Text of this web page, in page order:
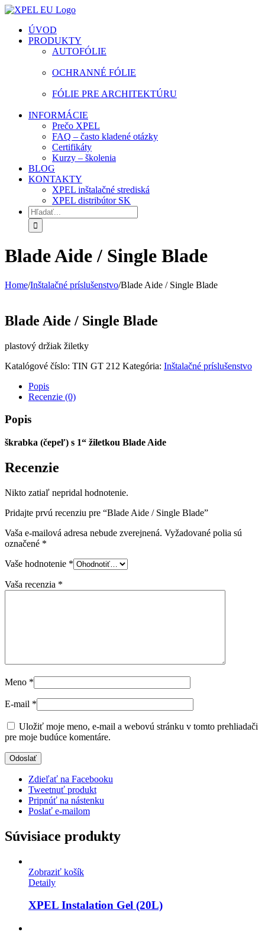
Skip
content
facebook
instagram
youtube
ÚVOD
PRODUKTY
AUTOFÓLIE
OCHRANNÉ FÓLIE
FÓLIE PRE ARCHITEKTÚRU
INFORMÁCIE
Prečo XPEL
FAQ – často kladené otázky
Certifikáty
Kurzy – školenia
BLOG
KONTAKTY
XPEL inštalačné strediská
XPEL distribútor SK
Hľadať:
Blade Aide / Single Blade
Home/Inštalačné príslušenstvo/Blade Aide / Single Blade
Blade Aide / Single Blade
plastový držiak žiletky
Katalógové číslo: TIN GT 212 Kategória: Inštalačné príslušenstvo
Popis
Recenzie (0)
Popis
škrabka (čepeľ) s 1“ žiletkou Blade Aide
Recenzie
Nikto zatiaľ nepridal hodnotenie.
Pridajte prvú recenziu pre “Blade Aide / Single Blade”
Vaša e-mailová adresa nebude zverejnená. Vyžadované polia sú
označené *
Vaše hodnotenie *
Vaša recenzia *
Meno *
E-mail *
Uložiť moje meno, e-mail a webovú stránku v tomto prehliadači
pre moje budúce komentáre.
Zdieľať na Facebooku
Tweetnuť produkt
Pripnúť na nástenku
Poslať e-mailom
Súvisiace produkty
Zobraziť košík
Detaily
XPEL Instalation Gel (20L)